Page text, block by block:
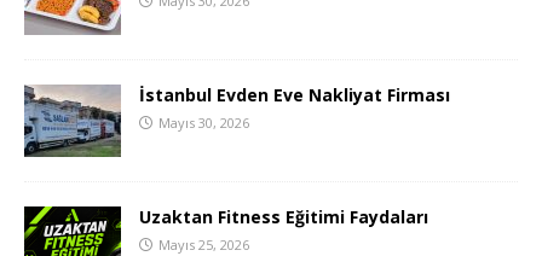
İstanbul Evden Eve Nakliyat Firması
Mayıs 30, 2026
Uzaktan Fitness Eğitimi Faydaları
Mayıs 25, 2026